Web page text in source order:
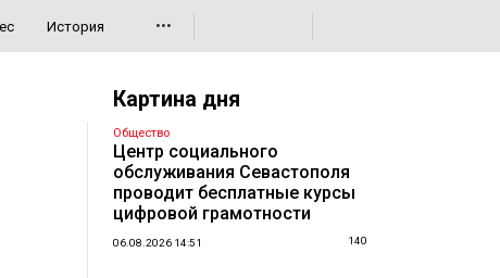
История •••
Картина дня
Общество
Центр социального
обслуживания Севастополя
проводит бесплатные курсы
цифровой грамотности
06.08.2026 14:51 140